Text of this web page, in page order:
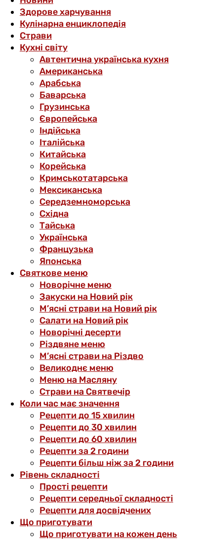
Здорове харчування
Кулінарна енциклопедія
Страви
Кухні світу
Автентична українська кухня
Американська
Арабська
Баварська
Грузинська
Європейська
Індійська
Італійська
Китайська
Корейська
Кримськотатарська
Мексиканська
Середземноморська
Східна
Тайська
Українська
Французька
Японська
Святкове меню
Новорічне меню
Закуски на Новий рік
М’ясні страви на Новий рік
Салати на Новий рік
Новорічні десерти
Різдвяне меню
М’ясні страви на Різдво
Великоднє меню
Меню на Масляну
Страви на Святвечір
Коли час має значення
Рецепти до 15 хвилин
Рецепти до 30 хвилин
Рецепти до 60 хвилин
Рецепти за 2 години
Рецепти більш ніж за 2 години
Рівень складності
Прості рецепти
Рецепти середньої складності
Рецепти для досвідчених
Що приготувати
Що приготувати на кожен день